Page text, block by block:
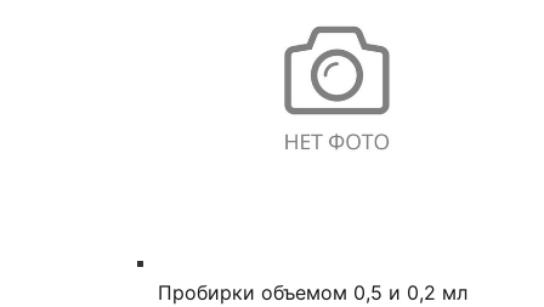
Пробирки объемом 0,5 и 0,2 мл